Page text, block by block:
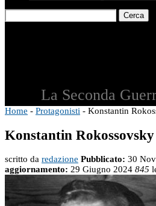
Cerca
La Seconda
Home - Protagonisti - Konstantin
Konstantin Rokossovsky
scritto da redazione Pubblicato: 30
aggiornamento: 29 Giugno 2024 845